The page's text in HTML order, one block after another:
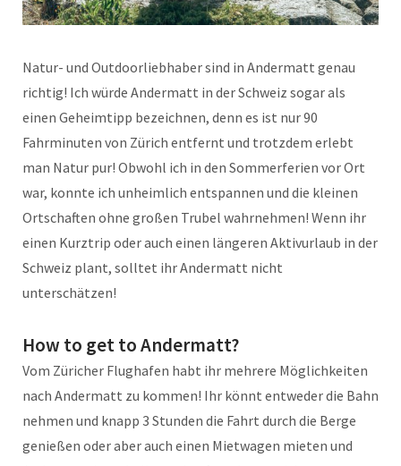
Natur- und Outdoorliebhaber sind in Andermatt genau
richtig! Ich würde Andermatt in der Schweiz sogar als
einen Geheimtipp bezeichnen, denn es ist nur 90
Fahrminuten von Zürich entfernt und trotzdem erlebt
man Natur pur! Obwohl ich in den Sommerferien vor Ort
war, konnte ich unheimlich entspannen und die kleinen
Ortschaften ohne großen Trubel wahrnehmen! Wenn ihr
einen Kurztrip oder auch einen längeren Aktivurlaub in der
Schweiz plant, solltet ihr Andermatt nicht
unterschätzen!
How to get to Andermatt?
Vom Züricher Flughafen habt ihr mehrere Möglichkeiten
nach Andermatt zu kommen! Ihr könnt entweder die Bahn
nehmen und knapp 3 Stunden die Fahrt durch die Berge
genießen oder aber auch einen Mietwagen mieten und